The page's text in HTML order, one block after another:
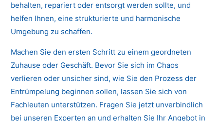
behalten, repariert oder entsorgt werden sollte, und
helfen Ihnen, eine strukturierte und harmonische
Umgebung zu schaffen.
Machen Sie den ersten Schritt zu einem geordneten
Zuhause oder Geschäft. Bevor Sie sich im Chaos
verlieren oder unsicher sind, wie Sie den Prozess der
Entrümpelung beginnen sollen, lassen Sie sich von
Fachleuten unterstützen. Fragen Sie jetzt unverbindlich
bei unseren Experten an und erhalten Sie Ihr Angebot in